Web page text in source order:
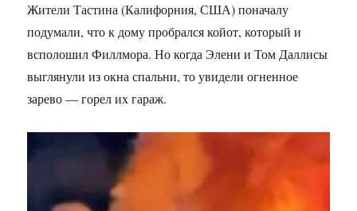
Жители Тастина (Калифорния, США) поначалу
подумали, что к дому пробрался койот, который и
всполошил Филлмора. Но когда Элени и Том Даллисы
выглянули из окна спальни, то увидели огненное
зарево — горел их гараж.